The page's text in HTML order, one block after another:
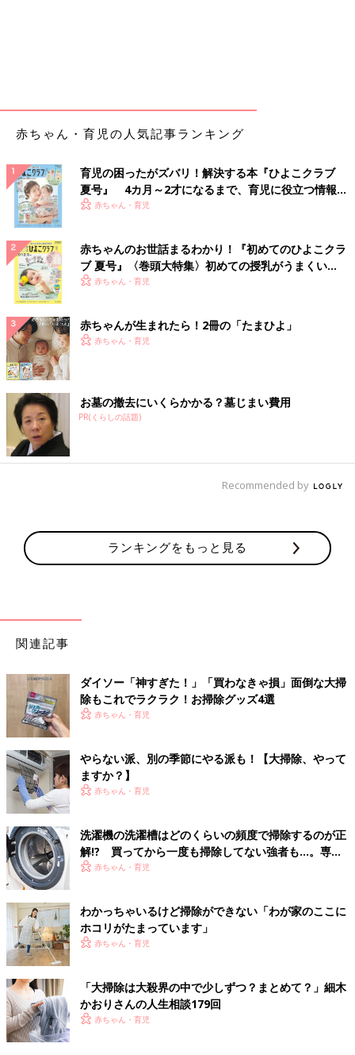
赤ちゃん・育児の人気記事ランキング
育児の困ったがズバリ！解決する本『ひよこクラブ
夏号』 4カ月～2才になるまで、育児に役立つ情報が
いっぱい！
赤ちゃん・育児
赤ちゃんのお世話まるわかり！『初めてのひよこクラ
ブ 夏号』〈巻頭大特集〉初めての授乳がうまくい
く！ おっぱい・ミルクの基本と夏のトラブル 解決テ
赤ちゃん・育児
赤ちゃんが生まれたら！2冊の「たまひよ」
赤ちゃん・育児
お墓の撤去にいくらかかる？墓じまい費用
PR(くらしの話題)
Recommended by
ランキングをもっと見る
関連記事
ダイソー「神すぎた！」「買わなきゃ損」面倒な大掃
除もこれでラクラク！お掃除グッズ4選
赤ちゃん・育児
やらない派、別の季節にやる派も！【大掃除、やって
ますか？】
赤ちゃん・育児
洗濯機の洗濯槽はどのくらいの頻度で掃除するのが正
解!? 買ってから一度も掃除してない強者も…。専門
家に聞く
赤ちゃん・育児
わかっちゃいるけど掃除ができない「わが家のここに
ホコリがたまっています」
赤ちゃん・育児
「大掃除は大殺界の中で少しずつ？まとめて？」細木
かおりさんの人生相談179回
赤ちゃん・育児